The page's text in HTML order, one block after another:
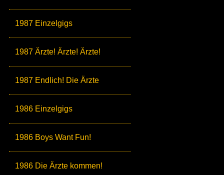
1987 Einzelgigs
1987 Ärzte! Ärzte! Ärzte!
1987 Endlich! Die Ärzte
1986 Einzelgigs
1986 Boys Want Fun!
1986 Die Ärzte kommen!